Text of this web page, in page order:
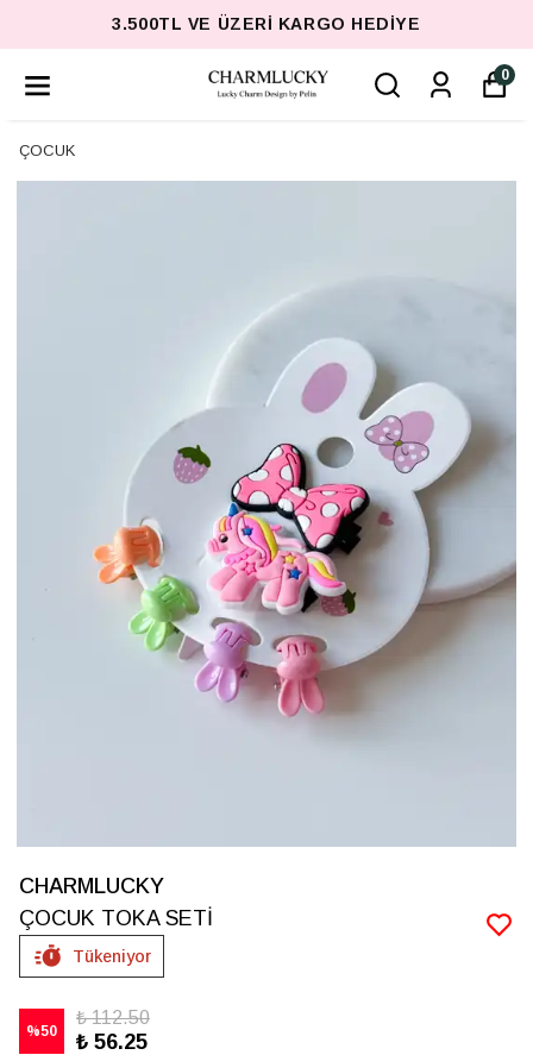
3.500TL VE ÜZERI KARGO HEDIYE
0
ÇOCUK
CHARMLUCKY
ÇOCUK TOKA SETİ
Tükeniyor
%50
₺ 112.50
₺ 56.25